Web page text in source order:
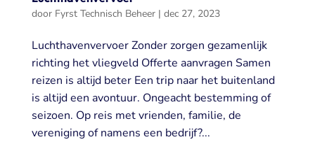
door Fyrst Technisch Beheer| dec 27, 2023
Luchthavenvervoer Zonder zorgen gezamenlijk
richting het vliegveld Offerte aanvragen Samen
reizen is altijd beter Een trip naar het buitenland
is altijd een avontuur. Ongeacht bestemming of
seizoen. Op reis met vrienden, familie, de
vereniging of namens een bedrijf?...